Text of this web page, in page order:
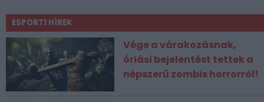
ESPORT1 HÍREK
Vége a várakozásnak,
óriási bejelentést tettek a
népszerű zombis horrorról!